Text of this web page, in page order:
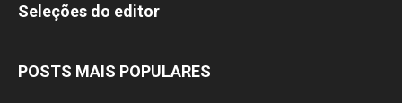
Seleções do editor
POSTS MAIS POPULARES